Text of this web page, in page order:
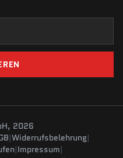
2026
|Widerrufsbelehrung|
|Impressum|